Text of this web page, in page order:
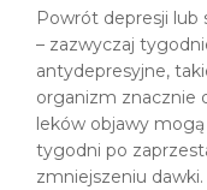
Powrót depresji lub
– zazwyczaj
antydepresyjne,
organizm znacznie
leków objawy
tygodni po
zmniejszeniu